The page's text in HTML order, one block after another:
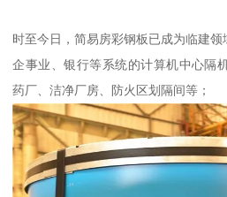
时至今日，简易房彩钢板已成为临建领
企事业、银行等系统的计算机中心隔
药厂、洁净厂房、防火区划隔间等；